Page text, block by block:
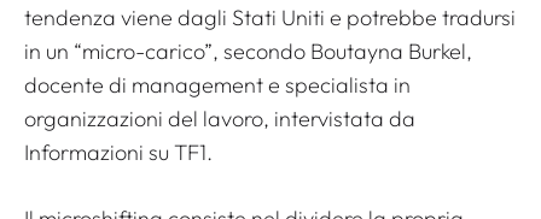
tendenza viene dagli Stati Uniti e potrebbe tradursi
in un “micro-carico”, secondo Boutayna Burkel,
docente di management e specialista in
organizzazioni del lavoro, intervistata da
Informazioni su TF1.